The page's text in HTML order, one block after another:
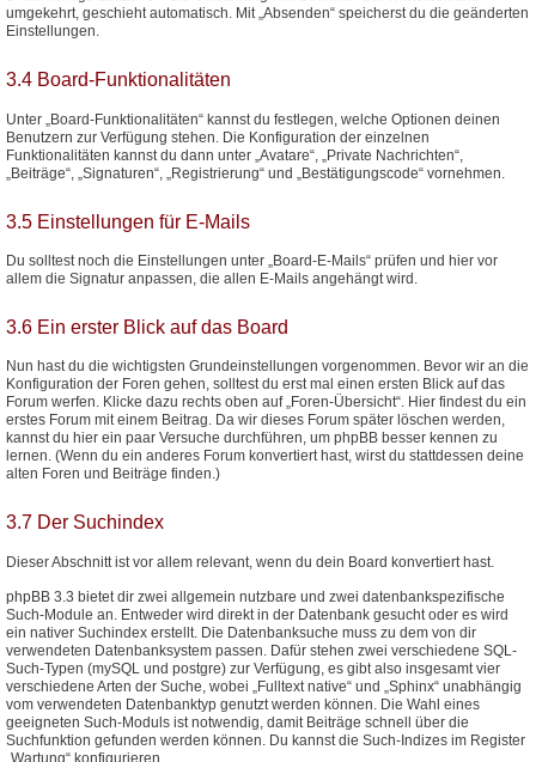
umgekehrt, geschieht automatisch. Mit „Absenden“ speicherst du die geänderten
Einstellungen.
3.4 Board-Funktionalitäten
Unter „Board-Funktionalitäten“ kannst du festlegen, welche Optionen deinen
Benutzern zur Verfügung stehen. Die Konfiguration der einzelnen
Funktionalitäten kannst du dann unter „Avatare“, „Private Nachrichten“,
„Beiträge“, „Signaturen“, „Registrierung“ und „Bestätigungscode“ vornehmen.
3.5 Einstellungen für E-Mails
Du solltest noch die Einstellungen unter „Board-E-Mails“ prüfen und hier vor
allem die Signatur anpassen, die allen E-Mails angehängt wird.
3.6 Ein erster Blick auf das Board
Nun hast du die wichtigsten Grundeinstellungen vorgenommen. Bevor wir an die
Konfiguration der Foren gehen, solltest du erst mal einen ersten Blick auf das
Forum werfen. Klicke dazu rechts oben auf „Foren-Übersicht“. Hier findest du ein
erstes Forum mit einem Beitrag. Da wir dieses Forum später löschen werden,
kannst du hier ein paar Versuche durchführen, um phpBB besser kennen zu
lernen. (Wenn du ein anderes Forum konvertiert hast, wirst du stattdessen deine
alten Foren und Beiträge finden.)
3.7 Der Suchindex
Dieser Abschnitt ist vor allem relevant, wenn du dein Board konvertiert hast.
phpBB 3.3 bietet dir zwei allgemein nutzbare und zwei datenbankspezifische
Such-Module an. Entweder wird direkt in der Datenbank gesucht oder es wird
ein nativer Suchindex erstellt. Die Datenbanksuche muss zu dem von dir
verwendeten Datenbanksystem passen. Dafür stehen zwei verschiedene SQL-
Such-Typen (mySQL und postgre) zur Verfügung, es gibt also insgesamt vier
verschiedene Arten der Suche, wobei „Fulltext native“ und „Sphinx“ unabhängig
vom verwendeten Datenbanktyp genutzt werden können. Die Wahl eines
geeigneten Such-Moduls ist notwendig, damit Beiträge schnell über die
Suchfunktion gefunden werden können. Du kannst die Such-Indizes im Register
„Wartung“ konfigurieren.